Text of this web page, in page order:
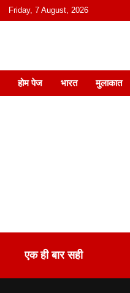
content
Friday, 7 August, 2026
होम पेज भारत मुलाकात
एक ही बार सही